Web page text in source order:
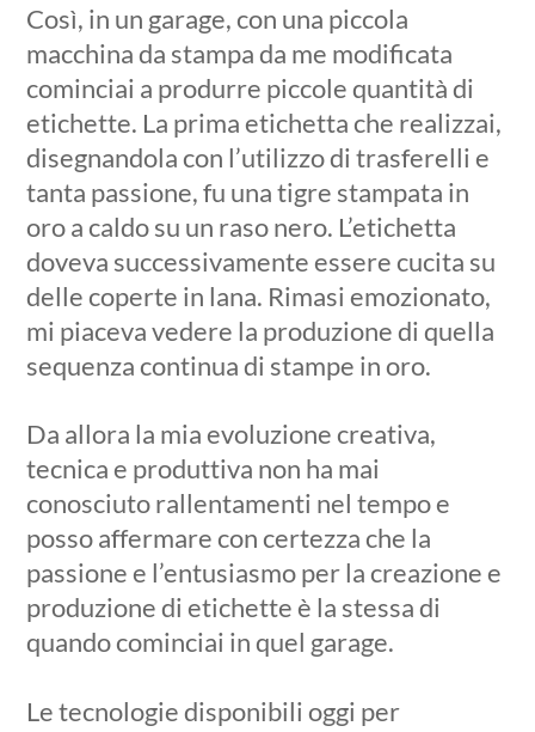
Così, in un garage, con una piccola
macchina da stampa da me modificata
cominciai a produrre piccole quantità di
etichette. La prima etichetta che realizzai,
disegnandola con l’utilizzo di trasferelli e
tanta passione, fu una tigre stampata in
oro a caldo su un raso nero. L’etichetta
doveva successivamente essere cucita su
delle coperte in lana. Rimasi emozionato,
mi piaceva vedere la produzione di quella
sequenza continua di stampe in oro.
Da allora la mia evoluzione creativa,
tecnica e produttiva non ha mai
conosciuto rallentamenti nel tempo e
posso affermare con certezza che la
passione e l’entusiasmo per la creazione e
produzione di etichette è la stessa di
quando cominciai in quel garage.
Le tecnologie disponibili oggi per